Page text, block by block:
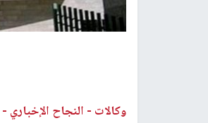
وكالات - النجاح الإخباري -